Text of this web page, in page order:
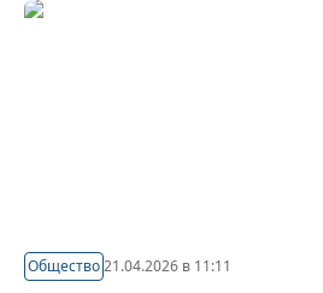
Общество21.04.2026 в 11:11